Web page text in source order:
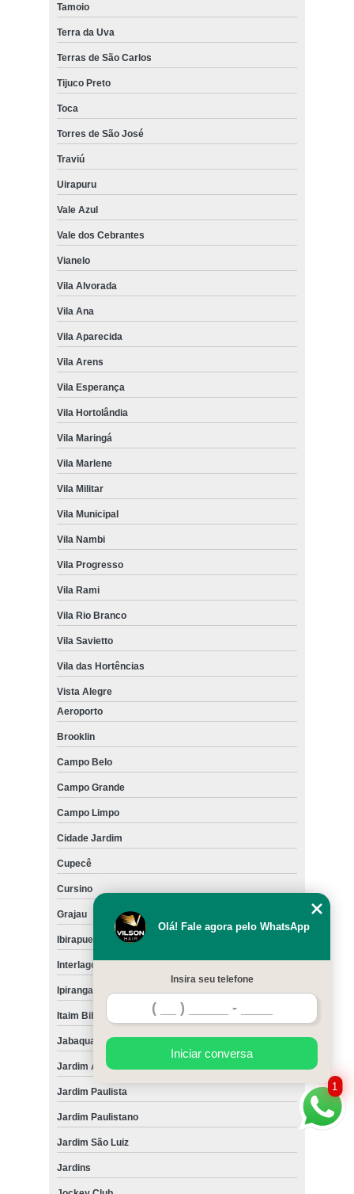
Tamoio
Terra da Uva
Terras de São Carlos
Tijuco Preto
Toca
Torres de São José
Traviú
Uirapuru
Vale Azul
Vale dos Cebrantes
Vianelo
Vila Alvorada
Vila Ana
Vila Aparecida
Vila Arens
Vila Esperança
Vila Hortolândia
Vila Maringá
Vila Marlene
Vila Militar
Vila Municipal
Vila Nambi
Vila Progresso
Vila Rami
Vila Rio Branco
Vila Savietto
Vila das Hortências
Vista Alegre
Aeroporto
Brooklin
Campo Belo
Campo Grande
Campo Limpo
Cidade Jardim
Cupecê
Cursino
Grajau
Ibirapuera
Interlagos
Ipiranga
Itaim Bibi
Jabaquara
Jardim América
Jardim Paulista
Jardim Paulistano
Jardim São Luiz
Jardins
1
Olá! Fale agora pelo WhatsApp
Insira seu telefone
Iniciar conversa